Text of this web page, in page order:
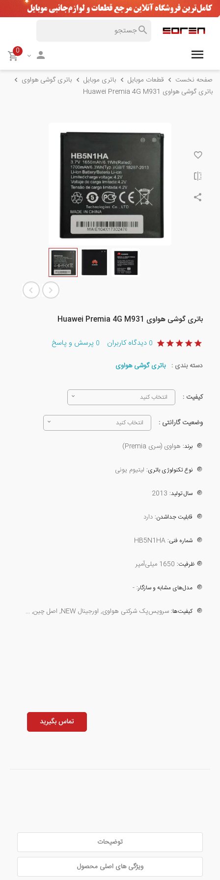
0
صفحه نخست قطعات موبایل باتری موبایل
باتری گوشی هواوی
باتری گوشی هواوی Huawei Premia 4G M931
باتری گوشی هواوی Huawei Premia 4G M931
0 دیدگاه کاربران 0 پرسش و پاسخ
دسته بندی : باتری گوشی هواوی
کیفیت : انتخاب کنید
وضعیت گارانتی : انتخاب کنید
🔘 برند: هواوی (سری Premia)
🔘 نوع تکنولوژی باتری: لیتیوم یونی
🔘 سال تولید:
🔘 قابلیت جداشدن: دارد
🔘 شماره فنی:
🔘 ظرفیت:
🔘 مدل‌های مشابه و سازگار: -
🔘کیفیت‌ها: سرویس‌پک شرکتی هواوی, اورجینال NEW, اصل چین, ...
تماس بگیرید
توضیحات
ویژگی های اصلی محصول